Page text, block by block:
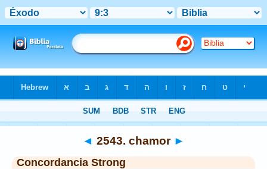
◄ 2543. chamor ►
Concordancia Strong